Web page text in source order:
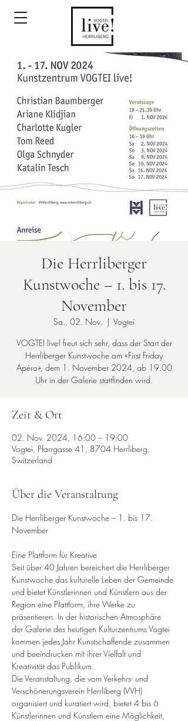
Die Herrliberger
Kunstwoche – 1. bis 17.
November
Sa., 02. Nov.
  |
Vogtei
VOGTEI live! freut sich sehr, dass der Start der
Herrliberger Kunstwoche am «First Friday
Apéro», dem 1. November 2024, ab 19.00
Uhr in der Galerie stattfinden wird.
Zeit & Ort
02. Nov. 2024, 16:00 – 19:00
Vogtei, Pfarrgasse 41, 8704 Herrliberg,
Switzerland
Über die Veranstaltung
Die Herrliberger Kunstwoche – 1. bis 17.
November
Eine Plattform für Kreative
Seit über 40 Jahren bereichert die Herrliberger
Kunstwoche das kulturelle Leben der Gemeinde
und bietet Künstlerinnen und Künstlern aus der
Region eine Plattform, ihre Werke zu
präsentieren. In der historischen Atmosphäre
der Galerie des heutigen Kulturzentrums Vogtei
kommen jedes Jahr Kunstschaffende zusammen
und beeindrucken mit ihrer Vielfalt und
Kreativität das Publikum.
Die Veranstaltung, die vom Verkehrs- und
Verschönerungsverein Herrliberg (VVH)
organisiert und kuratiert wird, bietet 4 bis 6
Künstlerinnen und Künstlern eine Möglichkeit,